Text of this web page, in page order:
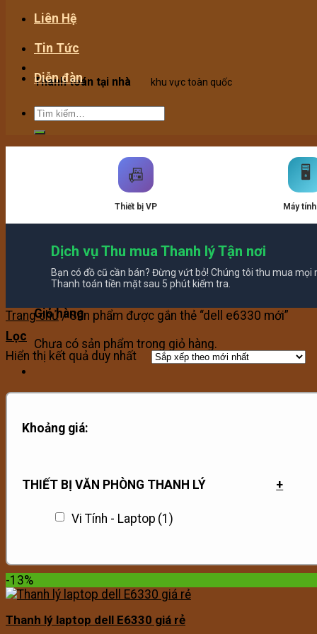
Thanh toán tại nhà khu vực toàn quốc
0907.02.99.68 tư vấn 24/7 miễn phí
Giao hàng toàn quốc ship COD tận nhà
Giỏ hàng /0₫
Giỏ hàng
Chưa có sản phẩm trong giỏ hàng.
Liên Hệ
Tin Tức
Diễn đàn
📠
Thiết bị VP
🖥️
Máy
Dịch vụ Thu mua Thanh lý Tận nơi
Bạn có đồ cũ cần bán? Đừng vứt bỏ! Chúng tôi thu mua mọi
Thanh toán tiền mặt sau 5 phút kiểm tra.
Trang chủ /Sản phẩm được gắn thẻ “dell e6330 mới”
Lọc
Hiển thị kết quả duy nhất
Khoảng giá:
THIẾT BỊ VĂN PHÒNG THANH LÝ +
Vi Tính - Laptop (1)
-13%
Thanh lý laptop dell E6330 giá rẻ